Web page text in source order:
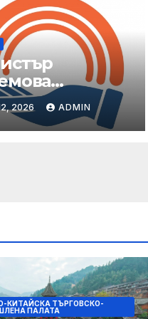
на АСП
готовност
на
2026 ADMIN
КИТАЙСКА ТЪРГОВСКО-
ПАЛАТА